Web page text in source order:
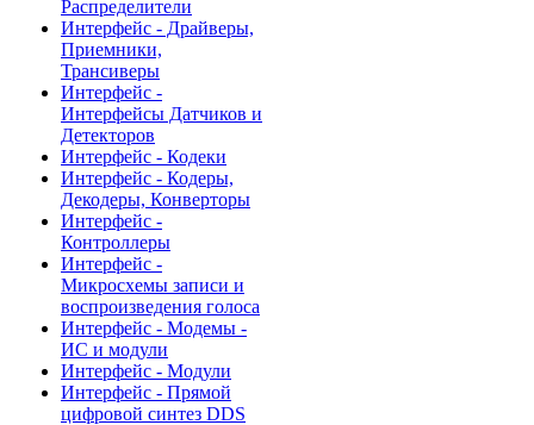
Распределители
Интерфейс - Драйверы,
Приемники,
Трансиверы
Интерфейс -
Интерфейсы Датчиков и
Детекторов
Интерфейс - Кодеки
Интерфейс - Кодеры,
Декодеры, Конверторы
Интерфейс -
Контроллеры
Интерфейс -
Микросхемы записи и
воспроизведения голоса
Интерфейс - Модемы -
ИС и модули
Интерфейс - Модули
Интерфейс - Прямой
цифровой синтез DDS